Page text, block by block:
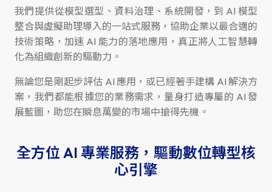
我們提供從模型選型、資料治理、系統開發，到 AI 模型
整合與虛擬助理導入的一站式服務，協助企業以最合適的
技術策略，加速 AI 能力的落地應用，真正將人工智慧轉
化為組織創新的驅動力。
無論您是剛起步評估 AI 應用，或已經著手建構 AI 解決方
案，我們都能根據您的業務需求，量身打造專屬的 AI 發
展藍圖，助您在瞬息萬變的市場中搶得先機。
全方位 AI 專業服務，驅動數位轉型核
心引擎